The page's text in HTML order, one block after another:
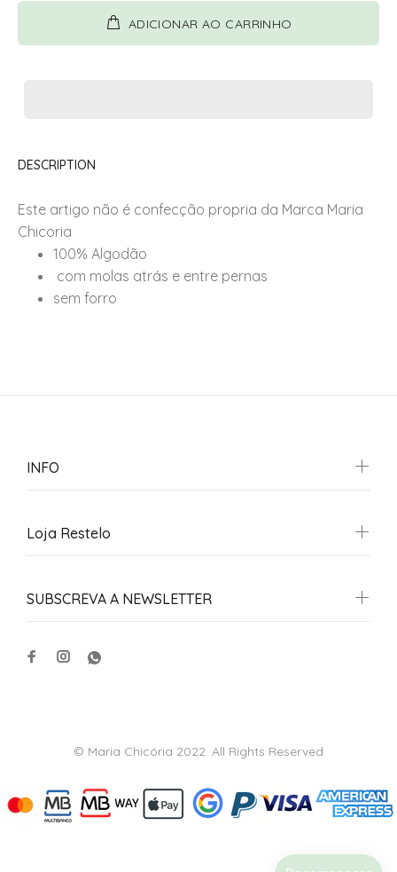
ADICIONAR AO CARRINHO
DESCRIPTION
Este artigo não é confecção propria da Marca Maria
Chicoria
100% Algodão
com molas atrás e entre pernas
sem forro
INFO
Loja Restelo
SUBSCREVA A NEWSLETTER
© Maria Chicória 2022. All Rights Reserved